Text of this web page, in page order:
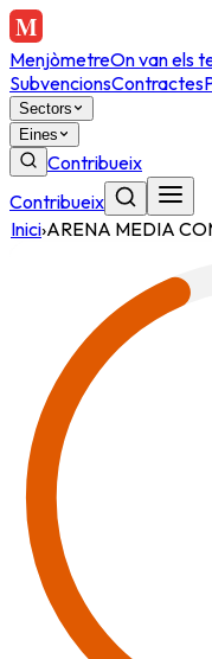
MenjòmetreOn van els
SubvencionsContractes
Sectors
Eines
Contribueix
Contribueix
Inici›ARENA MEDIA